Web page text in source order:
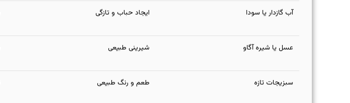
آب گازدار یا سودا ایجاد حباب و تازگی
عسل یا شیره آگاو شیرینی طبیعی
سبزیجات تازه طعم و رنگ طبیعی